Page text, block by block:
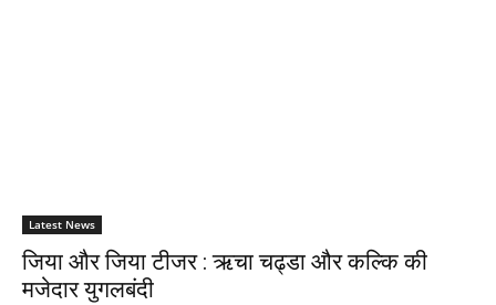
Latest News
जिया और जिया टीजर : ऋचा चढ्डा और कल्कि की
मजेदार युगलबंदी